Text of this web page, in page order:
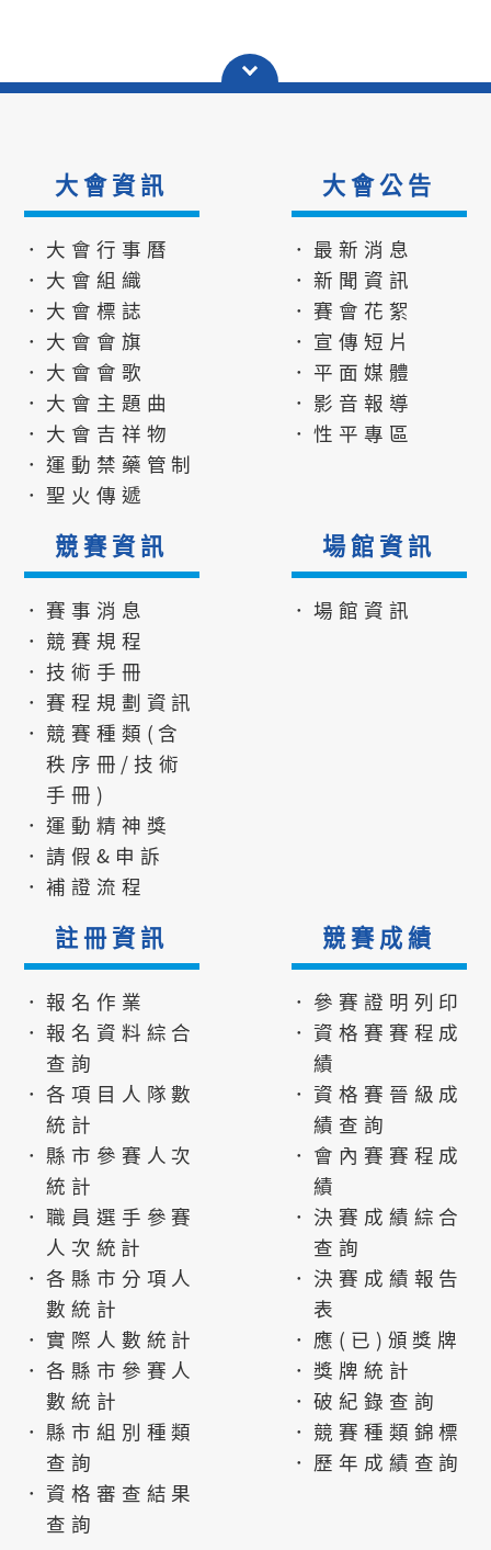
大會資訊
．大會行事曆
．大會組織
．大會標誌
．大會會旗
．大會會歌
．大會主題曲
．大會吉祥物
．運動禁藥管制
．聖火傳遞
大會公告
．最新消息
．新聞資訊
．賽會花絮
．宣傳短片
．平面媒體
．影音報導
．性平專區
競賽資訊
．賽事消息
．競賽規程
．技術手冊
．賽程規劃資訊
．競賽種類(含
秩序冊/技術
手冊)
．運動精神獎
．請假&申訴
．補證流程
場館資訊
．場館資訊
註冊資訊
．報名作業
．報名資料綜合
查詢
．各項目人隊數
統計
．縣市參賽人次
統計
．職員選手參賽
人次統計
．各縣市分項人
數統計
．實際人數統計
．各縣市參賽人
數統計
．縣市組別種類
查詢
．資格審查結果
查詢
競賽成績
．參賽證明列印
．資格賽賽程成
績
．資格賽晉級成
績查詢
．會內賽賽程成
績
．決賽成績綜合
查詢
．決賽成績報告
表
．應(已)頒獎牌
．獎牌統計
．破紀錄查詢
．競賽種類錦標
．歷年成績查詢